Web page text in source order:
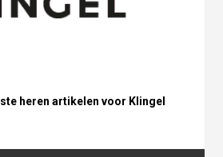
heren artikelen voor Klingel